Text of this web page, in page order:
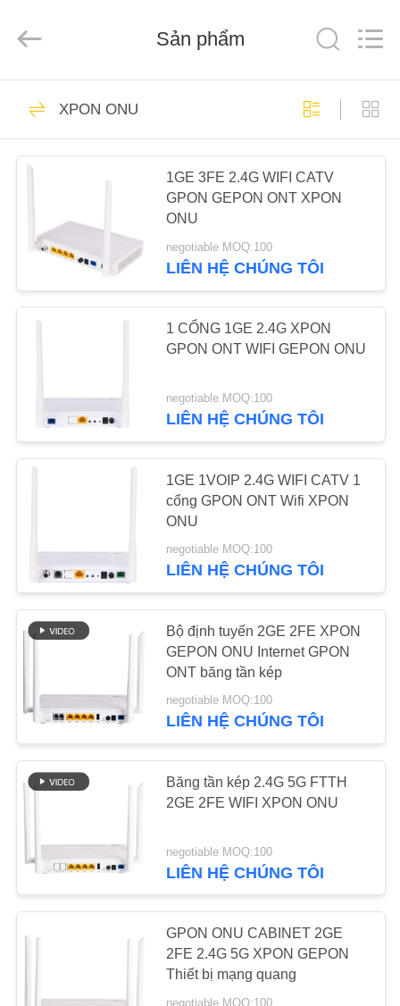
TRANG
CHỦ
PHẨM
VỀ
CHÚNG
THAM
QUAN
NHÀ
KIỂM
SOÁT
CHẤT
LƯỢNG
LIÊN
HỆ
CHÚNG
TÔI
YÊU
CẦU
BÁO
GIÁ
SƠ
Ltd..
EPON ONU
GPON ONU
66
XPON ONU
61
ONU băng tần kép
EPON OLT
Sản phẩm
XPON ONU
1GE 3FE 2.4G WIFI CATV
GPON GEPON ONT XPON
ONU
negotiable MOQ:100
LIÊN HỆ CHÚNG TÔI
1 CỔNG 1GE 2.4G XPON
GPON ONT WIFI GEPON ONU
negotiable MOQ:100
LIÊN HỆ CHÚNG TÔI
1GE 1VOIP 2.4G WIFI CATV 1
cổng GPON ONT Wifi XPON
ONU
negotiable MOQ:100
LIÊN HỆ CHÚNG TÔI
Bộ định tuyến 2GE 2FE XPON
GEPON ONU Internet GPON
ONT băng tần kép
negotiable MOQ:100
LIÊN HỆ CHÚNG TÔI
Băng tần kép 2.4G 5G FTTH
2GE 2FE WIFI XPON ONU
negotiable MOQ:100
LIÊN HỆ CHÚNG TÔI
GPON ONU CABINET 2GE
2FE 2.4G 5G XPON GEPON
Thiết bị mạng quang
negotiable MOQ:100